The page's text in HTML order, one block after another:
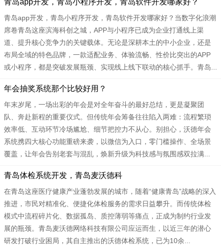
青岛app开发，青岛小程序开发，青岛软件开发哪家好？
青岛app开发，青岛小程序开发，青岛软件开发哪家好？当数字化浪潮
席卷青岛这座滨海科创之城，APP与小程序已成为企业打通线上渠
道、提升核心竞争力的关键载体。无论是深耕本土的中小企业，还是
布局全域的特色品牌，一款适配业务、体验流畅、性价比突出的APP
或小程序，都是突破发展瓶颈、实现线上线下联动的核心抓手。青岛...
年会抽奖系统那个比较好用？
年末岁尾，一场出彩的年会是对全年奋斗的最好总结，更是凝聚团
队、奔赴新程的重要仪式。但传统年会筹备往往陷入两难：流程繁琐
效率低、互动环节冷场尴尬、细节把控力不从心。别担心，沃德年会
系统携四大核心功能重磅来袭，以微信为入口，零门槛操作、全场景
覆盖，让年会告别老套与混乱，焕新升级为科技感与氛围感双拉满...
青岛体检系统开发，青岛麦沃德科
在青岛这座医疗健康产业蓬勃发展的城市，随着“健康青岛”战略的深入
推进，市民对精准化、便捷化体检服务的需求日益攀升。而传统体检
模式中流程碎片化、数据孤岛、质控薄弱等痛点，正成为制约行业发
展的瓶颈。青岛麦沃德网络科技有限公司应运而生，以近三年的潜心
研发打破行业困局，其自主推出的沃德体检系统，已为10余...